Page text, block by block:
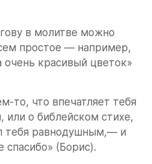
в молитве можно
простое — например,
очень красивый цветок»
то, что впечатляет тебя
о библейском стихе,
тебя равнодушным,— и
спасибо» (Борис).